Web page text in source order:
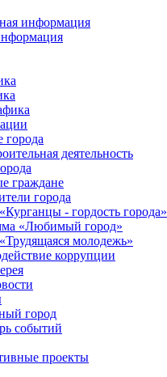
информация
города
деятельность
граждане
города
- гордость города»
«Любимый город»
молодежь»
коррупции
город
событий
проекты